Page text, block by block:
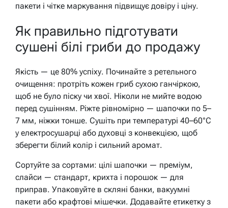
пакети і чітке маркування підвищує довіру і ціну.
Як правильно підготувати
сушені білі гриби до продажу
Якість — це 80% успіху. Починайте з ретельного
очищення: протріть кожен гриб сухою ганчіркою,
щоб не було піску чи хвої. Ніколи не мийте водою
перед сушінням. Ріжте рівномірно — шапочки по 5–
7 мм, ніжки тонше. Сушіть при температурі 40–60°C
у електросушарці або духовці з конвекцією, щоб
зберегти білий колір і сильний аромат.
Сортуйте за сортами: цілі шапочки — преміум,
слайси — стандарт, крихта і порошок — для
приправ. Упаковуйте в скляні банки, вакуумні
пакети або крафтові мішечки. Додавайте етикетку з